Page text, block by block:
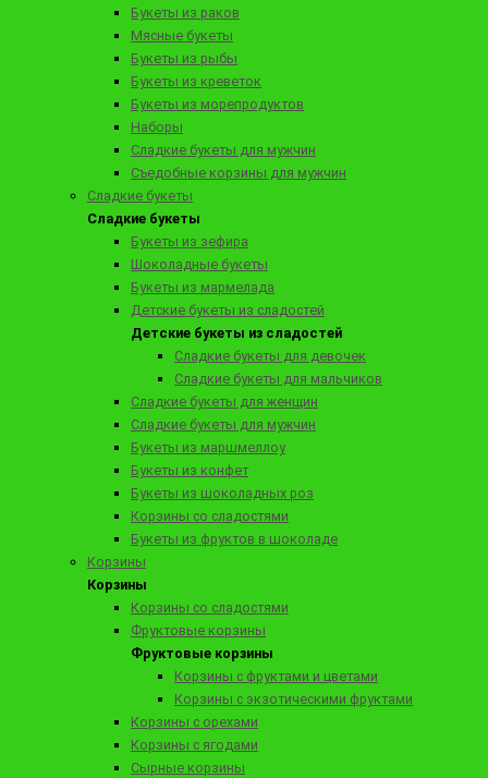
Букеты из раков
Мясные букеты
Букеты из рыбы
Букеты из креветок
Букеты из морепродуктов
Наборы
Сладкие букеты для мужчин
Съедобные корзины для мужчин
Сладкие букеты
Сладкие букеты
Букеты из зефира
Шоколадные букеты
Букеты из мармелада
Детские букеты из сладостей
Детские букеты из сладостей
Сладкие букеты для девочек
Сладкие букеты для мальчиков
Сладкие букеты для женщин
Сладкие букеты для мужчин
Букеты из маршмеллоу
Букеты из конфет
Букеты из шоколадных роз
Корзины со сладостями
Букеты из фруктов в шоколаде
Корзины
Корзины
Корзины со сладостями
Фруктовые корзины
Фруктовые корзины
Корзины с фруктами и цветами
Корзины с экзотическими фруктами
Корзины с орехами
Корзины с ягодами
Сырные корзины
Рекомендуемые товары
Набор клубники в молочном шоколаде "Самая любимая"
Букет из роз из Бельгийского шоколада "Валенсия" 37 шт.